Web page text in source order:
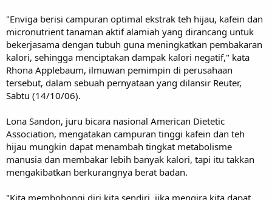
"Enviga berisi campuran optimal ekstrak teh hijau, kafein dan
micronutrient tanaman aktif alamiah yang dirancang untuk
bekerjasama dengan tubuh guna meningkatkan pembakaran
kalori, sehingga menciptakan dampak kalori negatif," kata
Rhona Applebaum, ilmuwan pemimpin di perusahaan
tersebut, dalam sebuah pernyataan yang dilansir Reuter,
Sabtu (14/10/06).
Lona Sandon, juru bicara nasional American Dietetic
Association, mengatakan campuran tinggi kafein dan teh
hijau mungkin dapat menambah tingkat metabolisme
manusia dan membakar lebih banyak kalori, tapi itu takkan
mengakibatkan berkurangnya berat badan.
"Kita membohongi diri kita sendiri, jika mengira kita dapat